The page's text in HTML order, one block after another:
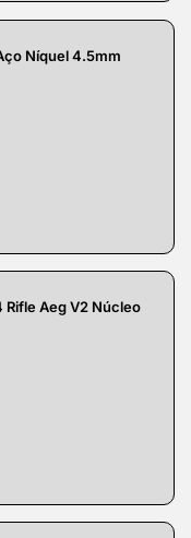
Níquel 4.5mm
Rifle Aeg V2 Núcleo